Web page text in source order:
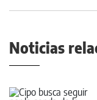
Noticias